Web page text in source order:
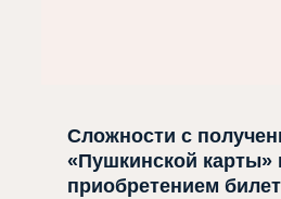
Сложности с
«Пушкинской карты»
приобретением